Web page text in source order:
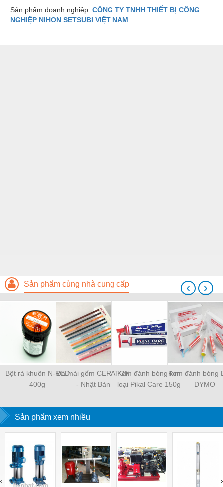
Sản phẩm doanh nghiệp: CÔNG TY TNHH THIẾT BỊ CÔNG
NGHIỆP NIHON SETSUBI VIỆT NAM
Sản phẩm cùng nhà cung cấp
Bột rà khuôn N-RED
400g
Đá mài gốm CERATON
- Nhật Bản
Kem đánh bóng kim
loại Pikal Care 150g
Kem đánh bóng
DYMO
‹ ›
Sản phẩm xem nhiều
‹ ›